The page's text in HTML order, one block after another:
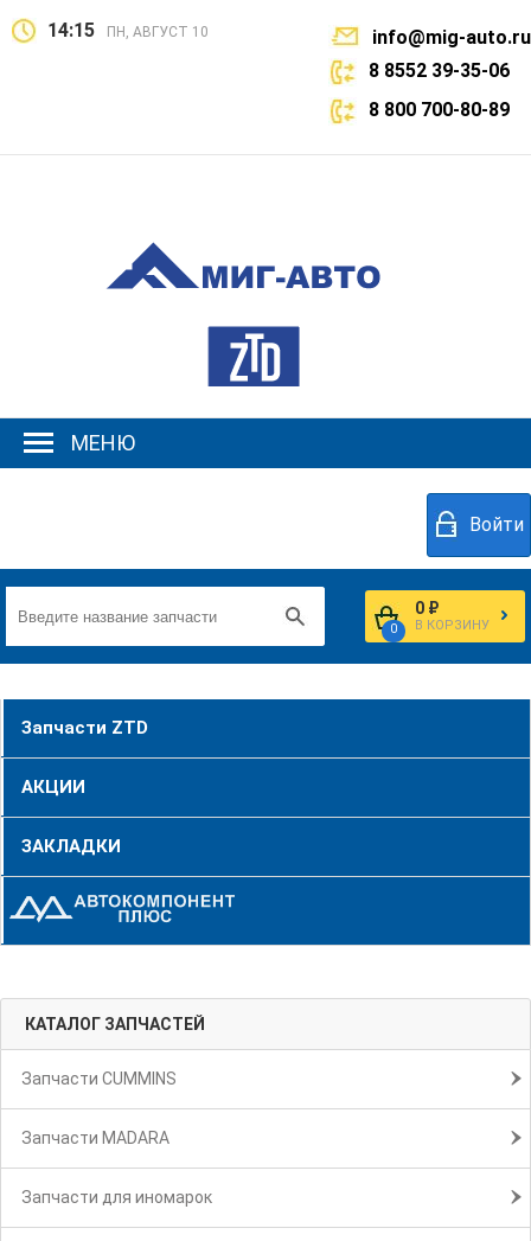
14:15 ПН, АВГУСТ 10
info@mig-auto.ru
8 8552 39-35-06
8 800 700-80-89
МЕНЮ
Войти
0
0 ₽
В КОРЗИНУ
Запчасти ZTD
АКЦИИ
ЗАКЛАДКИ
КАТАЛОГ ЗАПЧАСТЕЙ
Запчасти CUMMINS
Запчасти MADARA
Запчасти для иномарок